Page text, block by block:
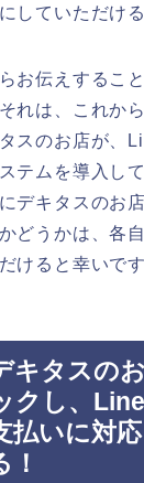
していただけ
お伝えするこ
れは、これか
スのお店が、
テムを導入し
デキタスのお
どうかは、各
けると幸いです
キタスの
クし、
払いに対